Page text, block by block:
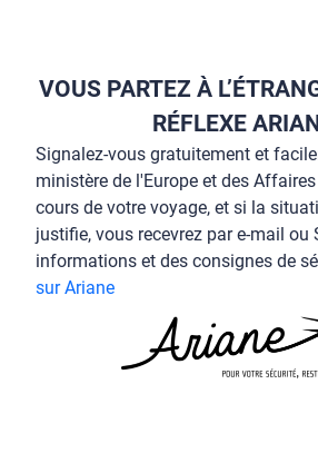
VOUS PARTEZ À
RÉFLEXE
Signalez-vous gratuitement et
ministère de l'Europe et des
cours de votre voyage, et si la
justifie, vous recevrez par e-mail ou
informations et des consignes de
sur Ariane